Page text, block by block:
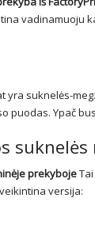
vadinamuoju
yra suknelės-
puodas. Ypač
prekyboje
versija: